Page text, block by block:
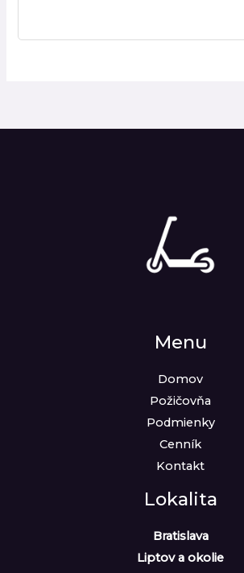
Menu
Domov
Požičovňa
Podmienky
Cenník
Kontakt
Lokalita
Bratislava
Liptov a okolie